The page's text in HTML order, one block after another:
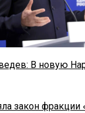
В новую
закон